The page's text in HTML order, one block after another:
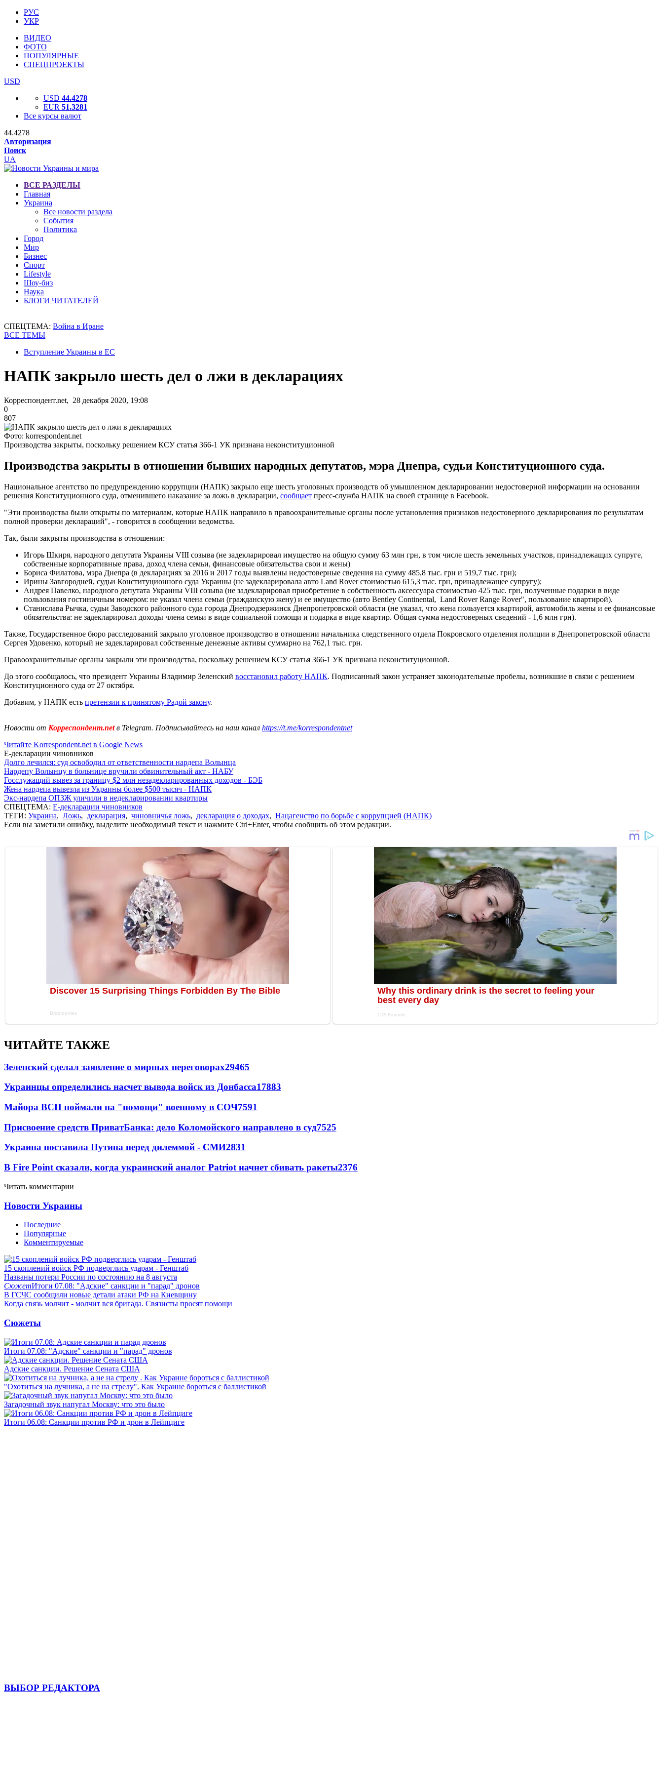
РУС
УКР
ВИДЕО
ФОТО
ПОПУЛЯРНЫЕ
СПЕЦПРОЕКТЫ
USD
USD 44.4278
EUR 51.3281
Все курсы валют
44.4278
Авторизация
Поиск
UA
ВСЕ РАЗДЕЛЫ
Главная
Украина
Все новости раздела
События
Политика
Город
Мир
Бизнес
Спорт
Lifestyle
Шоу-биз
Наука
БЛОГИ ЧИТАТЕЛЕЙ
СПЕЦТЕМА: Война в Иране
ВСЕ ТЕМЫ
Вступление Украины в ЕС
НАПК закрыло шесть дел о лжи в декларациях
Корреспондент.net, 28 декабря 2020, 19:08
0
807
Фото: korrespondent.net
Производства закрыты, поскольку решением КСУ статья 366-1 УК признана неконституционной
Производства закрыты в отношении бывших народных депутатов, мэра Днепра, судьи Конституционного суда.
Национальное агентство по предупреждению коррупции (НАПК) закрыло еще шесть уголовных производств об умышленном декларировании недостоверной информации на основании
решения Конституционного суда, отменившего наказание за ложь в декларации, сообщает пресс-служба НАПК на своей странице в Facebook.
"Эти производства были открыты по материалам, которые НАПК направило в правоохранительные органы после установления признаков недостоверного декларирования по результатам
полной проверки деклараций", - говорится в сообщении ведомства.
Так, были закрыты производства в отношении:
Игорь Шкиря, народного депутата Украины VIII созыва (не задекларировал имущество на общую сумму 63 млн грн, в том числе шесть земельных участков, принадлежащих супруге,
собственные корпоративные права, доход члена семьи, финансовые обязательства свои и жены)
Бориса Филатова, мэра Днепра (в декларациях за 2016 и 2017 годы выявлены недостоверные сведения на сумму 485,8 тыс. грн и 519,7 тыс. грн);
Ирины Завгородней, судьи Конституционного суда Украины (не задекларировала авто Land Rover стоимостью 615,3 тыс. грн, принадлежащее супругу);
Андрея Павелко, народного депутата Украины VIII созыва (не задекларировал приобретение в собственность аксессуара стоимостью 425 тыс. грн, полученные подарки в виде
пользования гостиничным номером: не указал члена семьи (гражданскую жену) и ее имущество (авто Bentley Continental, Land Rover Range Rover", пользование квартирой).
Станислава Рычка, судьи Заводского районного суда города Днепродзержинск Днепропетровской области (не указал, что жена пользуется квартирой, автомобиль жены и ее финансовые
обязательства: не задекларировал доходы члена семьи в виде социальной помощи и подарка в виде квартир. Общая сумма недостоверных сведений - 1,6 млн грн).
Также, Государственное бюро расследований закрыло уголовное производство в отношении начальника следственного отдела Покровского отделения полиции в Днепропетровской области
Сергея Удовенко, который не задекларировал собственные денежные активы суммарно на 762,1 тыс. грн.
Правоохранительные органы закрыли эти производства, поскольку решением КСУ статья 366-1 УК признана неконституционной.
До этого сообщалось, что президент Украины Владимир Зеленский восстановил работу НАПК. Подписанный закон устраняет законодательные пробелы, возникшие в связи с решением
Конституционного суда от 27 октября.
Добавим, у НАПК есть претензии к принятому Радой закону.
Новости от Корреспондент.netв Telegram. Подписывайтесь на наш канал https://t.me/korrespondentnet
Читайте Korrespondent.net в Google News
Е-декларации чиновников
Долго лечился: суд освободил от ответственности нардепа Волынца
Нардепу Волынцу в больнице вручили обвинительный акт - НАБУ
Госслужащий вывез за границу $2 млн незадекларированных доходов - БЭБ
Жена нардепа вывезла из Украины более $500 тысяч - НАПК
Экс-нардепа ОПЗЖ уличили в недекларировании квартиры
СПЕЦТЕМА: Е-декларации чиновников
ТЕГИ: Украина, Ложь, декларация, чиновничья ложь, декларация о доходах, Нацагенство по борьбе с коррупцией (НАПК)
Если вы заметили ошибку, выделите необходимый текст и нажмите Ctrl+Enter, чтобы сообщить об этом редакции.
ЧИТАЙТЕ ТАКЖЕ
Зеленский сделал заявление о мирных переговорах29465
Украинцы определились насчет вывода войск из Донбасса17883
Майора ВСП поймали на "помощи" военному в СОЧ7591
Присвоение средств ПриватБанка: дело Коломойского направлено в суд7525
Украина поставила Путина перед дилеммой - СМИ2831
В Fire Point сказали, когда украинский аналог Patriot начнет сбивать ракеты2376
Читать комментарии
Новости Украины
Последние
Популярные
Комментируемые
15 скоплений войск РФ подверглись ударам - Генштаб
Названы потери России по состоянию на 8 августа
СюжетИтоги 07.08: "Адские" санкции и "парад" дронов
В ГСЧС сообщили новые детали атаки РФ на Киевщину
Когда связь молчит - молчит вся бригада. Связисты просят помощи
Сюжеты
Итоги 07.08: "Адские" санкции и "парад" дронов
Адские санкции. Решение Сената США
"Охотиться на лучника, а не на стрелу". Как Украине бороться с баллистикой
Загадочный звук напугал Москву: что это было
Итоги 06.08: Санкции против РФ и дрон в Лейпциге
ВЫБОР РЕДАКТОРА